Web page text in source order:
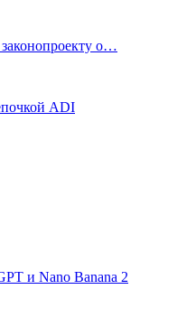
о…
ADI
и Nano Banana 2